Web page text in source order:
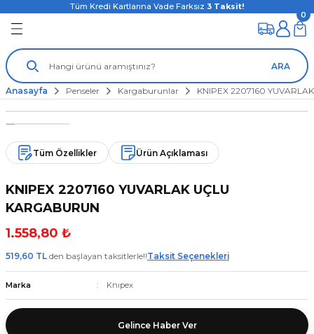
Tüm Kredi Kartlarına Vade Farksız 3 Taksit!
ARA
0
Anasayfa Penseler Kargaburunlar KNIPEX 2207160
Tüm Özellikler Ürün Açıklaması
KNIPEX 2207160 YUVARLAK UÇLU
KARGABURUN
1.558,80 ₺
519,60 TL den başlayan taksitlerle!!Taksit Seçenekleri
Marka Knıpex
Gelince Haber Ver